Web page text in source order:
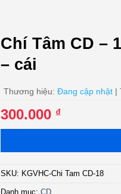
Chí Tâm CD –
– cái
Thương hiệu: Đang cập nhật |
300.000 ₫
SKU: KGVHC-Chi Tam CD-18
Danh mục: CD